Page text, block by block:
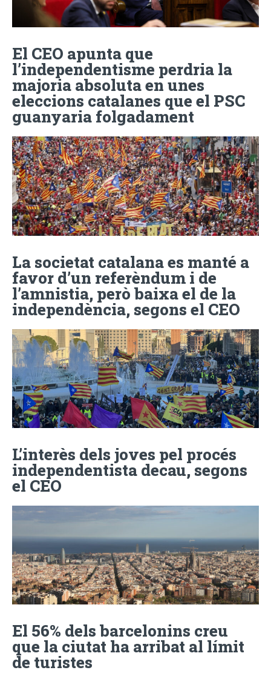
El CEO apunta que
l’independentisme perdria la
majoria absoluta en unes
eleccions catalanes que el PSC
guanyaria folgadament
La societat catalana es manté a
favor d’un referèndum i de
l’amnistia, però baixa el de la
independència, segons el CEO
L’interès dels joves pel procés
independentista decau, segons
el CEO
El 56% dels barcelonins creu
que la ciutat ha arribat al límit
de turistes